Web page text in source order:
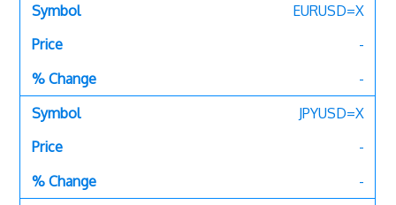
EURUSD=X
-
-
JPYUSD=X
-
-